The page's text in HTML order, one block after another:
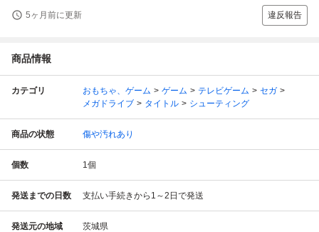
5ヶ月前に更新 違反報告
商品情報
カテゴリ おもちゃ、ゲーム ゲーム テレビゲーム
セガ
メガドライブ
タイトル シューティング
商品の状態 傷や汚れあり
個数 1個
発送までの日数 支払い手続きから1～2日で発送
発送元の地域 茨城県